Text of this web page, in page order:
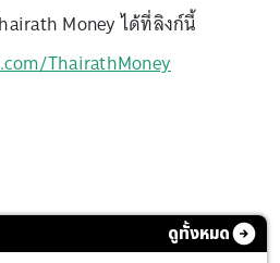
Money ได้ที่ลิงก์นี้
ThairathMoney
ดูทั้งหมด